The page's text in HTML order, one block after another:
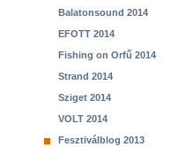
Balatonsound 2014
EFOTT 2014
Fishing on Orfű 2014
Strand 2014
Sziget 2014
VOLT 2014
Fesztiválblog 2013